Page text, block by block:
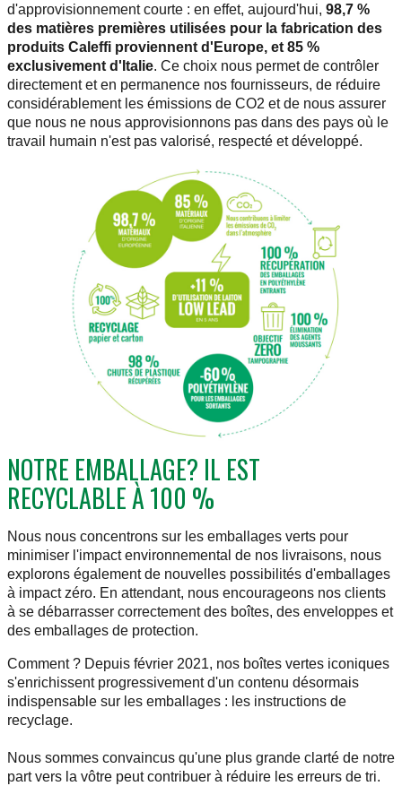
d'approvisionnement courte : en effet, aujourd'hui, 98,7 %
des matières premières utilisées pour la fabrication des
produits Caleffi proviennent d'Europe, et 85 %
exclusivement d'Italie. Ce choix nous permet de contrôler
directement et en permanence nos fournisseurs, de réduire
considérablement les émissions de CO2 et de nous assurer
que nous ne nous approvisionnons pas dans des pays où le
travail humain n'est pas valorisé, respecté et développé.
NOTRE EMBALLAGE? IL EST
RECYCLABLE À 100 %
Nous nous concentrons sur les emballages verts pour
minimiser l'impact environnemental de nos livraisons, nous
explorons également de nouvelles possibilités d'emballages
à impact zéro. En attendant, nous encourageons nos clients
à se débarrasser correctement des boîtes, des enveloppes et
des emballages de protection.
Comment ? Depuis février 2021, nos boîtes vertes iconiques
s'enrichissent progressivement d'un contenu désormais
indispensable sur les emballages : les instructions de
recyclage.
Nous sommes convaincus qu'une plus grande clarté de notre
part vers la vôtre peut contribuer à réduire les erreurs de tri.